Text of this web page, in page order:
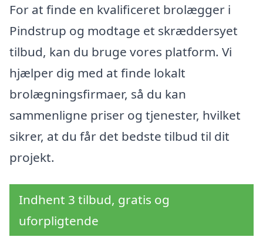
For at finde en kvalificeret brolægger i
Pindstrup og modtage et skræddersyet
tilbud, kan du bruge vores platform. Vi
hjælper dig med at finde lokalt
brolægningsfirmaer, så du kan
sammenligne priser og tjenester, hvilket
sikrer, at du får det bedste tilbud til dit
projekt.
Indhent 3 tilbud, gratis og
uforpligtende